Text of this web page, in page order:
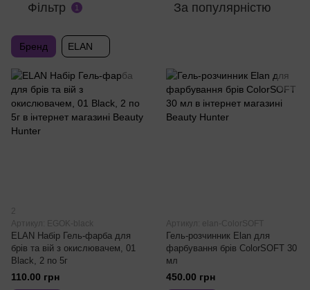
Фільтр 1 За популярністю
Бренд ELAN
2
Артикул: EGOK-black
ELAN Набір Гель-фарба для
брів та вій з окислювачем, 01
Black, 2 по 5г
110.00 грн
Артикул: elan-ColorSOFT
Гель-розчинник Elan для
фарбування брів ColorSOFT 30
мл
450.00 грн